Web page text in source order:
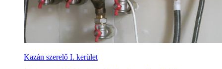
Kazán szerelő I. kerület